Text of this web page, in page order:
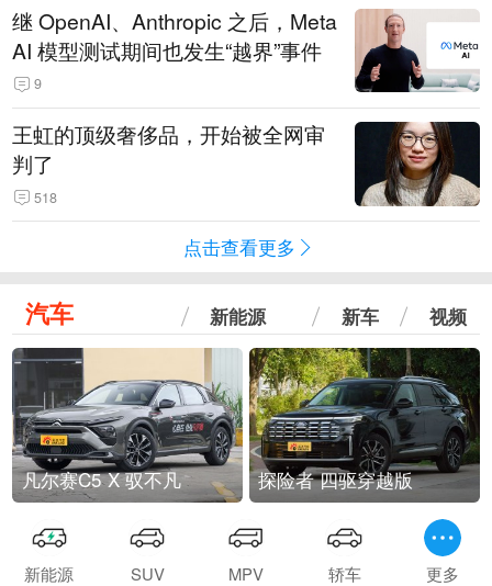
继 OpenAI、Anthropic 之后，Meta
AI 模型测试期间也发生“越界”事件
9
王虹的顶级奢侈品，开始被全网审
判了
518
点击查看更多
汽车 新能源 新车 视频
凡尔赛C5 X 驭不凡 探险者 四驱穿越版
新能源 SUV MPV 轿车 更多